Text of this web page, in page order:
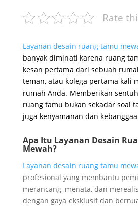
Rate
Layanan desain ruang tamu
banyak diminati karena ruang
kesan pertama dari sebuah
teman, atau kolega pertama kali
rumah Anda. Memberikan
ruang tamu bukan sekadar soal
juga kenyamanan dan
Apa Itu Layanan Desain
Mewah?
Layanan desain ruang tamu
profesional yang membantu
merancang, menata, dan
dengan gaya eksklusif dan